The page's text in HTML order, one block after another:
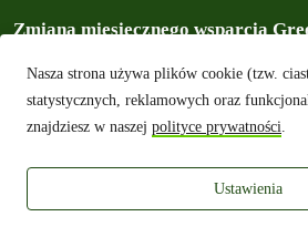
Nasza strona używa plików cookie (tzw.
statystycznych, reklamowych oraz
znajdziesz w naszej polityce prywatności.
Ustawienia
Zmiana miesięcznego wsparcia
Prywatność i ciasteczka
Prawa autorskie